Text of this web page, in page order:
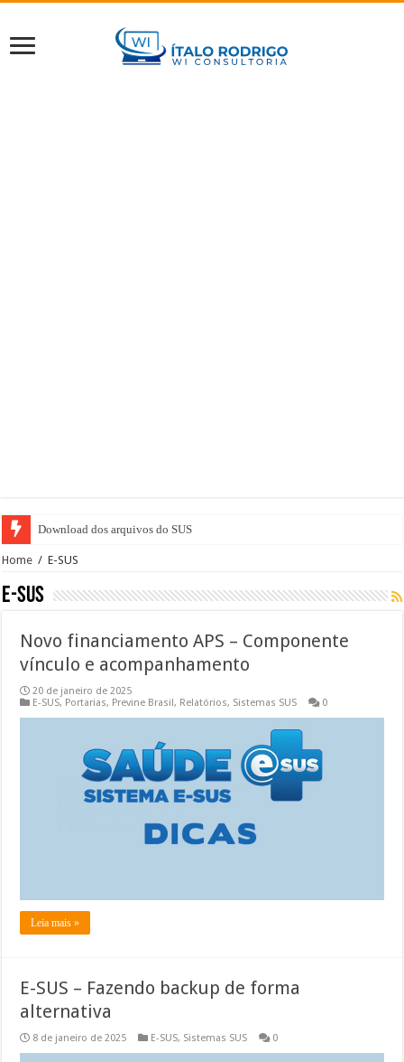
Download dos arquivos do SUS
Home / E-SUS
E-SUS
Novo financiamento APS – Componente
vínculo e acompanhamento
20 de janeiro de 2025
E-SUS, Portarias, Previne Brasil, Relatórios, Sistemas SUS 0
Leia mais »
E-SUS – Fazendo backup de forma
alternativa
8 de janeiro de 2025 E-SUS, Sistemas SUS 0